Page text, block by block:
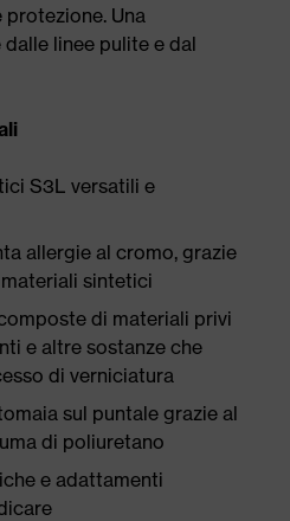
Una
linee pulite e dal
S3L versatili e
allergie al cromo, grazie
sintetici
di materiali privi
e altre sostanze che
di verniciatura
sul puntale grazie al
di poliuretano
e adattamenti